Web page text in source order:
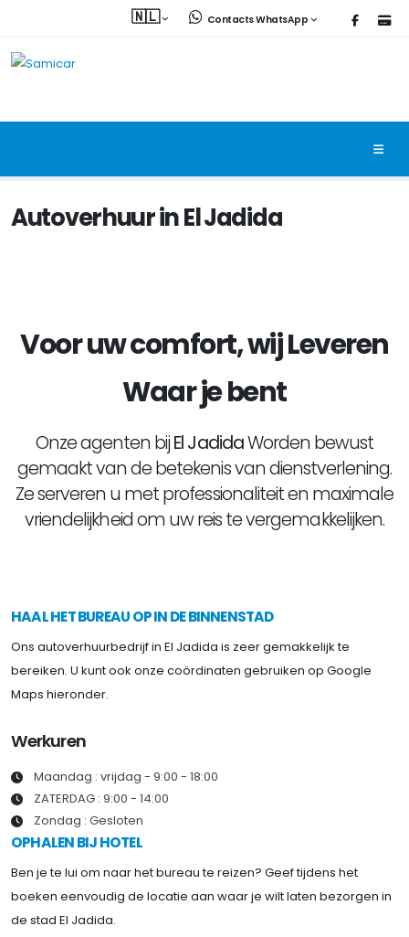
🇳🇱 Contacts WhatsApp
Autoverhuur in El Jadida
Voor uw comfort, wijLeveren
Waar je bent
Onze agenten bijEl JadidaWorden bewust
gemaakt van de betekenis van dienstverlening.
Ze serveren u met professionaliteit en maximale
vriendelijkheid om uw reis te vergemakkelijken.
HAAL HET BUREAU OP IN DE BINNENSTAD
Ons autoverhuurbedrijf in El Jadida is zeer gemakkelijk te
bereiken. U kunt ook onze coördinaten gebruiken op Google
Maps hieronder.
Werkuren
Maandag : vrijdag - 9:00 - 18:00
ZATERDAG : 9:00 - 14:00
Zondag : Gesloten
OPHALEN BIJ HOTEL
Ben je te lui om naar het bureau te reizen? Geef tijdens het
boeken eenvoudig de locatie aan waar je wilt laten bezorgen in
de stad El Jadida.